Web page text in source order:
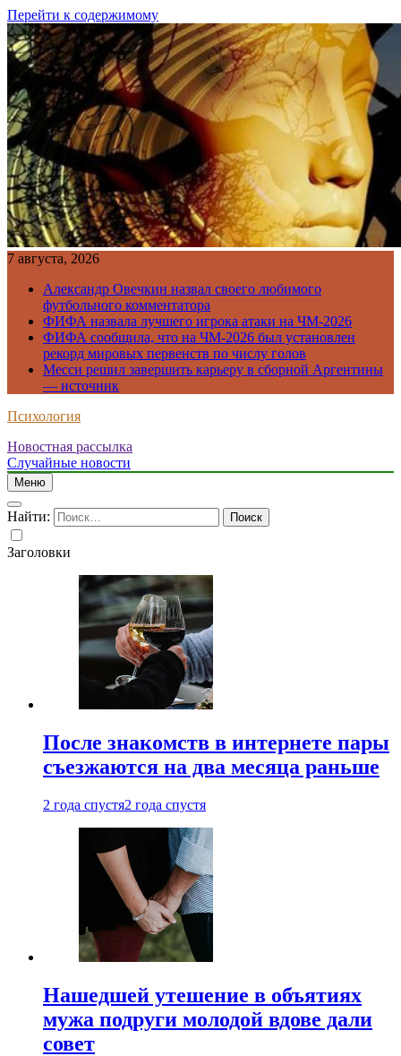
Перейти к содержимому
7 августа, 2026
Александр Овечкин назвал своего любимого
футбольного комментатора
ФИФА назвала лучшего игрока атаки на ЧМ-2026
ФИФА сообщила, что на ЧМ-2026 был установлен
рекорд мировых первенств по числу голов
Месси решил завершить карьеру в сборной Аргентины
— источник
Психология
Новостная рассылка
Случайные новости
Меню
Найти:
Заголовки
После знакомств в интернете пары
съезжаются на два месяца раньше
2 года спустя2 года спустя
Нашедшей утешение в объятиях
мужа подруги молодой вдове дали
совет